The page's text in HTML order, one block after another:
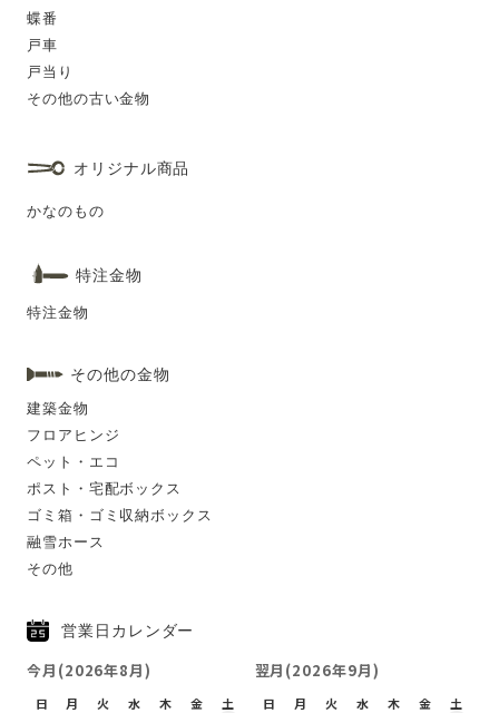
蝶番
戸車
戸当り
その他の古い金物
オリジナル商品
かなのもの
特注金物
特注金物
その他の金物
建築金物
フロアヒンジ
ペット・エコ
ポスト・宅配ボックス
ゴミ箱・ゴミ収納ボックス
融雪ホース
その他
営業日カレンダー
今月(2026年8月)
日 月 火 水 木 金 土
翌月(2026年9月)
日 月 火 水 木 金 土